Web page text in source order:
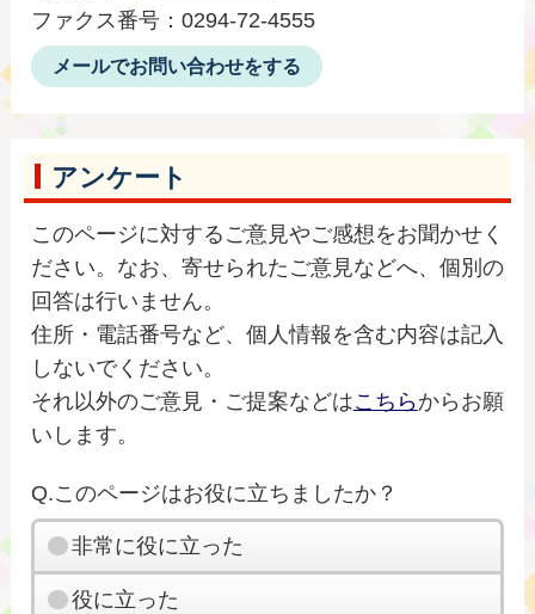
ファクス番号：0294-72-4555
メールでお問い合わせをする
アンケート
このページに対するご意見やご感想をお聞かせく
ださい。なお、寄せられたご意見などへ、個別の
回答は行いません。
住所・電話番号など、個人情報を含む内容は記入
しないでください。
それ以外のご意見・ご提案などはこちらからお願
いします。
Q.このページはお役に立ちましたか？
非常に役に立った
役に立った